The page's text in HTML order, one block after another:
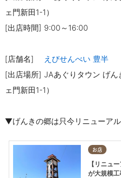
ェ門新田1-1）
[出店時間] 9:00～16:00
[店舗名]
えびせんべい 豊半
[出店場所] JAあぐりタウン げ
ェ門新田1-1）
▼げんきの郷は只今リニューアル
お店
【リニュ
が大規模